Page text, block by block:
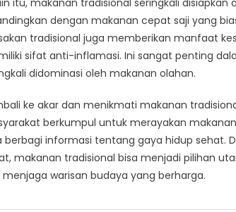
itu, makanan tradisional seringkali
dengan makanan cepat saji yang
tradisional juga memberikan manfaat
sifat anti-inflamasi. Ini sangat penting
didominasi oleh makanan olahan.
ke akar dan menikmati makanan
berkumpul untuk merayakan
berbagi informasi tentang gaya hidup sehat.
makanan tradisional bisa menjadi pilihan
warisan budaya yang berharga.